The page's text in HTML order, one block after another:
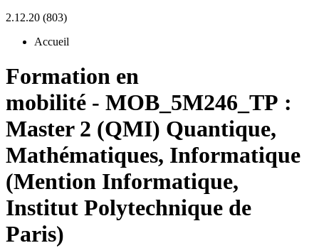
2.12.20 (803)
Accueil
Formation en
mobilité - MOB_5M246_TP :
Master 2 (QMI) Quantique,
Mathématiques, Informatique
(Mention Informatique,
Institut Polytechnique de
Paris)